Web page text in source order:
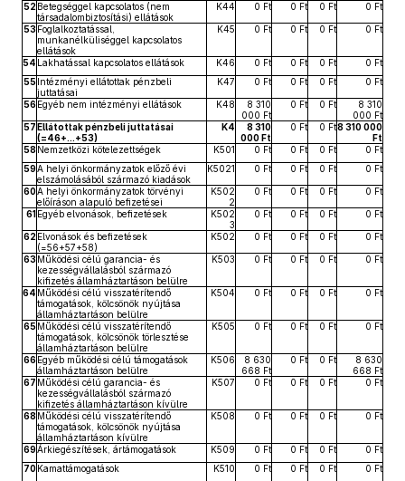
52Betegséggel kapcsolatos (nem
társadalombiztosítási) ellátások
K44 0 Ft 0 Ft 0 Ft 0 Ft
53Foglalkoztatással,
munkanélküliséggel kapcsolatos
ellátások
K45 0 Ft 0 Ft 0 Ft 0 Ft
54 Lakhatással kapcsolatos ellátások K46 0 Ft 0 Ft 0 Ft
0 Ft
55Intézményi ellátottak pénzbeli
juttatásai
K47 0 Ft 0 Ft 0 Ft 0 Ft
56Egyéb nem intézményi ellátások K48
8 310
000 Ft
0 Ft 0 Ft
8 310
000 Ft
57Ellátottak pénzbeli juttatásai
(=46+...+53)
K4
8 310
000 Ft
0 Ft 0 Ft8 310 000
Ft
58Nemzetközi kötelezettségek K501 0 Ft 0 Ft 0 Ft
0 Ft
59A helyi önkormányzatok előző évi
elszámolásából származó kiadások
K5021 0 Ft 0 Ft 0 Ft 0 Ft
60A helyi önkormányzatok törvényi
előíráson alapuló befizetései
K502
2
0 Ft 0 Ft 0 Ft 0 Ft
61Egyéb elvonások, befizetések
K502
3
0 Ft 0 Ft 0 Ft 0 Ft
62Elvonások és befizetések
(=56+57+58)
K502 0 Ft 0 Ft 0 Ft 0 Ft
63Működési célú garancia- és
kezességvállalásból származó
kifizetés államháztartáson belülre
K503 0 Ft 0 Ft 0 Ft 0 Ft
64 Működési célú visszatérítendő
támogatások, kölcsönök nyújtása
államháztartáson belülre
K504 0 Ft 0 Ft 0 Ft 0 Ft
65Működési célú visszatérítendő
támogatások, kölcsönök törlesztése
államháztartáson belülre
K505 0 Ft 0 Ft 0 Ft 0 Ft
66Egyéb működési célú támogatások
államháztartáson belülre
K506
8 630
668 Ft
0 Ft 0 Ft
8 630
668 Ft
67 Működési célú garancia- és
kezességvállalásból származó
kifizetés államháztartáson kívülre
K507 0 Ft 0 Ft 0 Ft 0 Ft
68Működési célú visszatérítendő
támogatások, kölcsönök nyújtása
államháztartáson kívülre
K508 0 Ft 0 Ft 0 Ft 0 Ft
69Árkiegészítések, ártámogatások K509 0 Ft 0 Ft 0 Ft
0 Ft
70 Kamattámogatások K510 0 Ft 0 Ft 0 Ft
0 Ft